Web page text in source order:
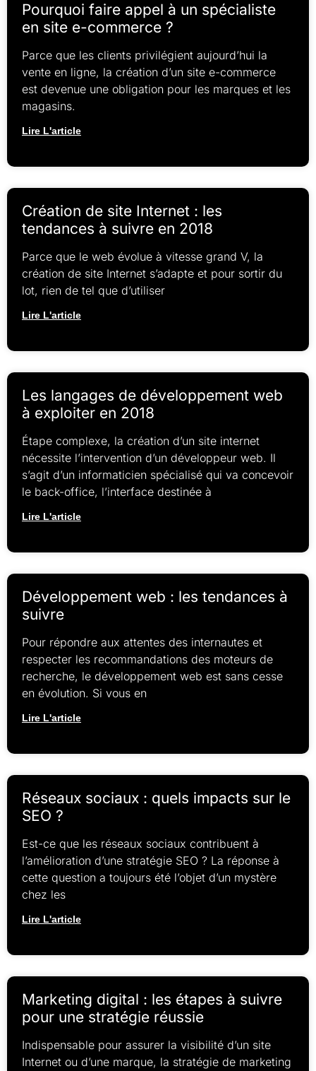
Pourquoi faire appel à un spécialiste
en site e-commerce ?
Parce que les clients privilégient aujourd’hui la
vente en ligne, la création d’un site e-commerce
est devenue une obligation pour les marques et les
magasins.
Lire L'article
Création de site Internet : les
tendances à suivre en 2018
Parce que le web évolue à vitesse grand V, la
création de site Internet s’adapte et pour sortir du
lot, rien de tel que d’utiliser
Lire L'article
Les langages de développement web
à exploiter en 2018
Étape complexe, la création d’un site internet
nécessite l’intervention d’un développeur web. Il
s’agit d’un informaticien spécialisé qui va concevoir
le back-office, l’interface destinée à
Lire L'article
Développement web : les tendances à
suivre
Pour répondre aux attentes des internautes et
respecter les recommandations des moteurs de
recherche, le développement web est sans cesse
en évolution. Si vous en
Lire L'article
Réseaux sociaux : quels impacts sur le
SEO ?
Est-ce que les réseaux sociaux contribuent à
l’amélioration d’une stratégie SEO ? La réponse à
cette question a toujours été l’objet d’un mystère
chez les
Lire L'article
Marketing digital : les étapes à suivre
pour une stratégie réussie
Indispensable pour assurer la visibilité d’un site
Internet ou d’une marque, la stratégie de marketing